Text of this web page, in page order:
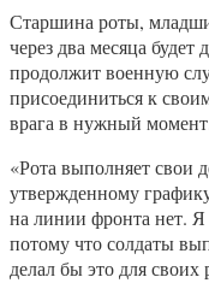
Старшина роты,
через два месяца будет
продолжит военную
присоединиться к
врага в нужный
«Рота выполняет свои
утвержденному
на линии фронта нет.
потому что солдаты
делал бы это для